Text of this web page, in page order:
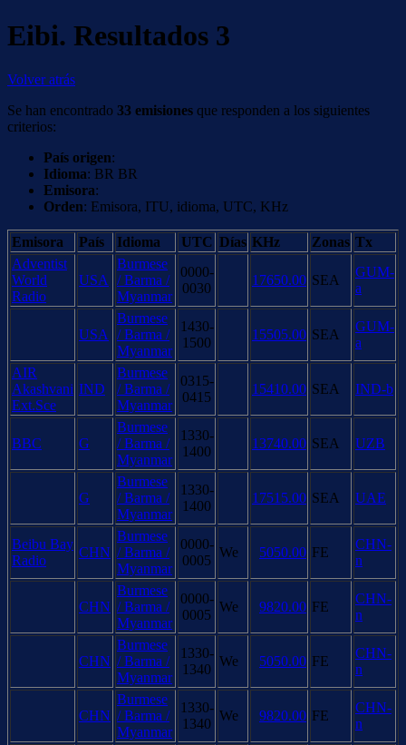
Eibi. Resultados 3
Volver atrás
Se han encontrado 33 emisiones que responden a los siguientes
criterios:
País origen:
Idioma: BR BR
Emisora:
Orden: Emisora, ITU, idioma, UTC, KHz
Emisora País Idioma UTC Días KHz Zonas Tx
Adventist
World
Radio
USA
Burmese
/ Barma /
Myanmar
0000-
0030
17650.00 SEA
GUM-
a
USA
Burmese
/ Barma /
Myanmar
1430-
1500
15505.00 SEA
GUM-
a
AIR
Akashvani
Ext.Sce
IND
Burmese
/ Barma /
Myanmar
0315-
0415
15410.00 SEA IND-b
BBC G
Burmese
/ Barma /
Myanmar
1330-
1400
13740.00 SEA UZB
G
Burmese
/ Barma /
Myanmar
1330-
1400
17515.00 SEA UAE
Beibu Bay
Radio
CHN
Burmese
/ Barma /
Myanmar
0000-
0005
We 5050.00 FE
CHN-
n
CHN
Burmese
/ Barma /
Myanmar
0000-
0005
We 9820.00 FE
CHN-
n
CHN
Burmese
/ Barma /
Myanmar
1330-
1340
We 5050.00 FE
CHN-
n
CHN
Burmese
/ Barma /
Myanmar
1330-
1340
We 9820.00 FE
CHN-
n